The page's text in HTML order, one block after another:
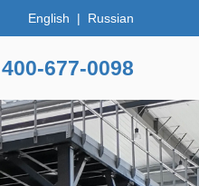
English | Russian
400-677-0098